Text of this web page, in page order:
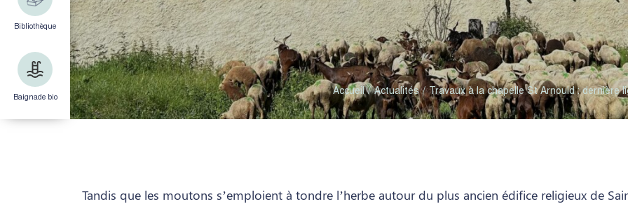
Accueil Actualités Travaux à la chapelle St Arnould : dernière
Bibliothèque
Baignade bio
Tandis que les moutons s’emploient à tondre l’herbe autour du plus ancien édifice religieux de